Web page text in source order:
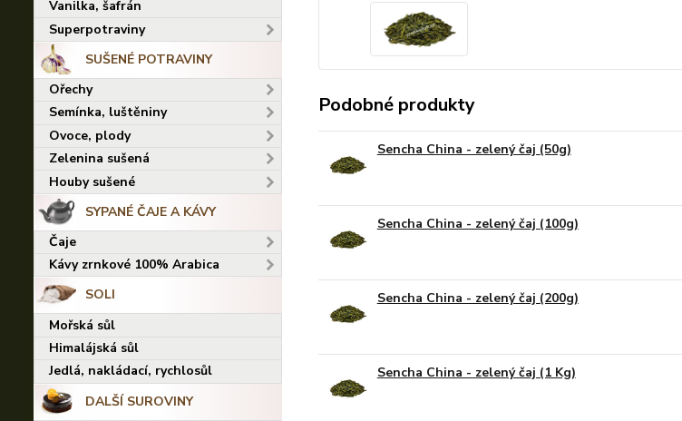
Vanilka, šafrán
Superpotraviny
SUŠENÉ POTRAVINY
Ořechy
Semínka, luštěniny
Ovoce, plody
Zelenina sušená
Houby sušené
SYPANÉ ČAJE A KÁVY
Čaje
Kávy zrnkové 100% Arabica
SOLI
Mořská sůl
Himalájská sůl
Jedlá, nakládací, rychlosůl
DALŠÍ SUROVINY
Podobné produkty
Sencha China - zelený čaj (50g)
Sencha China - zelený čaj (100g)
Sencha China - zelený čaj (200g)
Sencha China - zelený čaj (1 Kg)